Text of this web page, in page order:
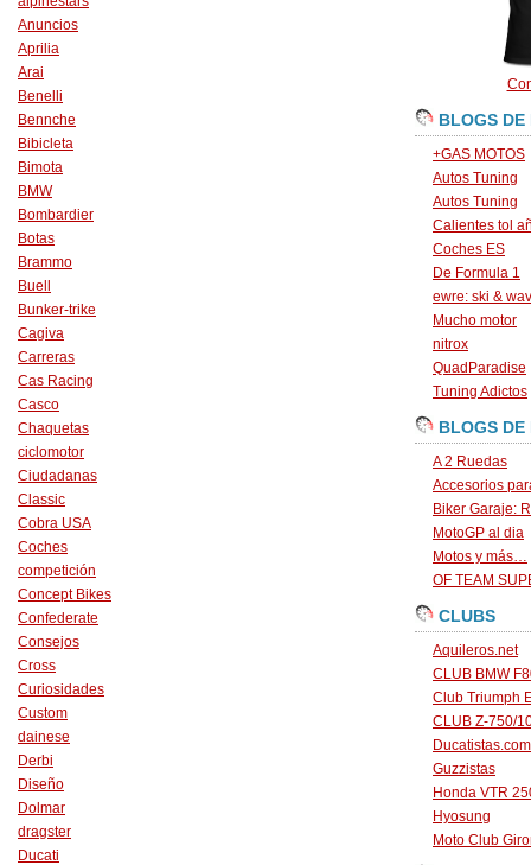
Anuncios
Aprilia
Arai
Benelli
Bennche
Bibicleta
Bimota
BMW
Bombardier
Botas
Brammo
Buell
Bunker-trike
Cagiva
Carreras
Cas Racing
Casco
Chaquetas
ciclomotor
Ciudadanas
Classic
Cobra USA
Coches
competición
Concept Bikes
Confederate
Consejos
Cross
Curiosidades
Custom
dainese
Derbi
Diseño
Dolmar
dragster
Ducati
BLOGS DE
+GAS MOTOS
Autos Tuning
Autos Tuning
Calientes tol
Coches ES
De Formula 1
ewre: ski &
Mucho motor
nitrox
QuadParadise
Tuning Adictos
BLOGS DE
A 2 Ruedas
Accesorios
Biker Garaje:
MotoGP al dia
Motos y más…
OF TEAM
CLUBS
Aquileros.net
CLUB BMW
Club Triumph
CLUB Z-750/
Ducatistas.com
Guzzistas
Honda VTR
Hyosung
Moto Club